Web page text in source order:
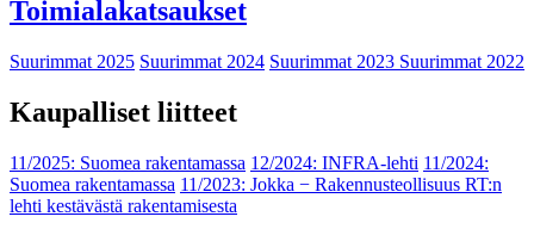
Toimialakatsaukset
Suurimmat 2025 Suurimmat 2024 Suurimmat 2023 Suurimmat 2022
Kaupalliset liitteet
11/2025: Suomea rakentamassa 12/2024: INFRA-lehti 11/2024:
Suomea rakentamassa 11/2023: Jokka − Rakennusteollisuus RT:n
lehti kestävästä rakentamisesta